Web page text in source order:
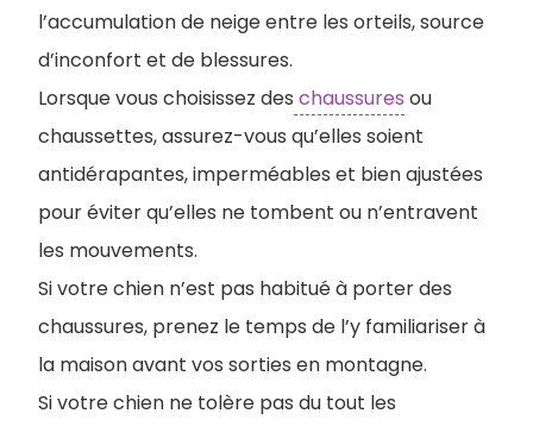
l’accumulation de neige entre les orteils, source
d’inconfort et de blessures.
Lorsque vous choisissez des chaussures ou
chaussettes, assurez-vous qu’elles soient
antidérapantes, imperméables et bien ajustées
pour éviter qu’elles ne tombent ou n’entravent
les mouvements.
Si votre chien n’est pas habitué à porter des
chaussures, prenez le temps de l’y familiariser à
la maison avant vos sorties en montagne.
Si votre chien ne tolère pas du tout les